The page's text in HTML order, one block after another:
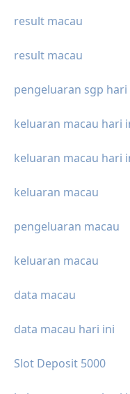
result macau
result macau
pengeluaran sgp hari
keluaran macau hari
keluaran macau hari
keluaran macau
pengeluaran macau
keluaran macau
data macau
data macau hari ini
Slot Deposit 5000